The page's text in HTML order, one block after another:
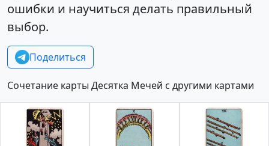
ошибки и научиться делать правильный
выбор.
Поделиться
Сочетание карты Десятка Мечей с другими картами